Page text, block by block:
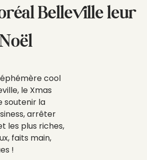
Belleville leur
cool
le Xmas
soutenir la
arrêter
les plus riches,
faits main,
!